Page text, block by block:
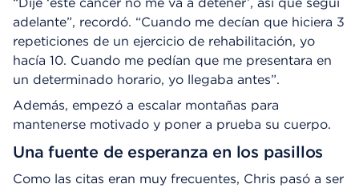
adelante”, recordó. “Cuando me decían que hiciera 3
repeticiones de un ejercicio de rehabilitación, yo
hacía 10. Cuando me pedían que me presentara en
un determinado horario, yo llegaba antes”.
Además, empezó a escalar montañas para
mantenerse motivado y poner a prueba su cuerpo.
Una fuente de esperanza en los pasillos
Como las citas eran muy frecuentes, Chris pasó a ser